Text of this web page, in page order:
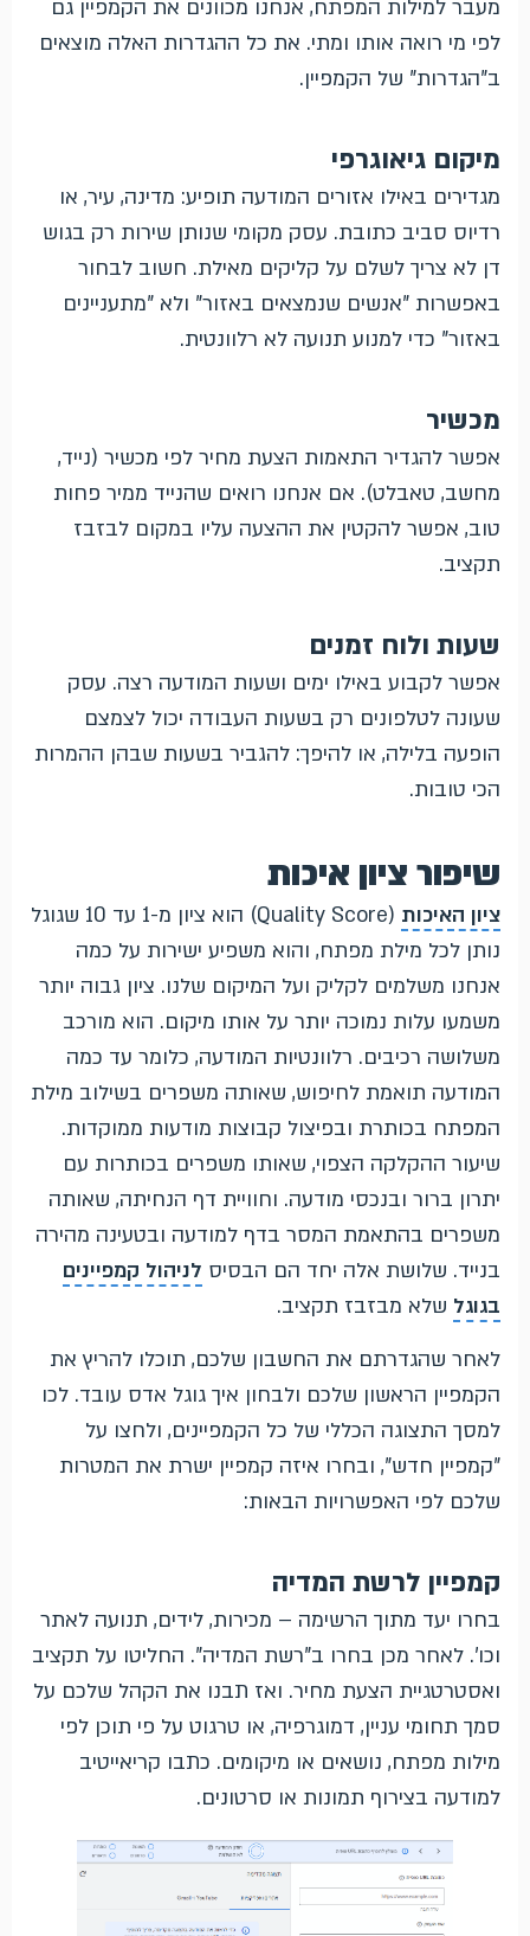
מעבר למילות המפתח, אנחנו מכוונים את הקמפיין גם
לפי מי רואה אותו ומתי. את כל ההגדרות האלה מוצאים
ב"הגדרות" של הקמפיין.
מיקום גיאוגרפי
מגדירים באילו אזורים המודעה תופיע: מדינה, עיר, או
רדיוס סביב כתובת. עסק מקומי שנותן שירות רק בגוש
דן לא צריך לשלם על קליקים מאילת. חשוב לבחור
באפשרות "אנשים שנמצאים באזור" ולא "מתעניינים
באזור" כדי למנוע תנועה לא רלוונטית.
מכשיר
אפשר להגדיר התאמות הצעת מחיר לפי מכשיר (נייד,
מחשב, טאבלט). אם אנחנו רואים שהנייד ממיר פחות
טוב, אפשר להקטין את ההצעה עליו במקום לבזבז
תקציב.
שעות ולוח זמנים
אפשר לקבוע באילו ימים ושעות המודעה רצה. עסק
שעונה לטלפונים רק בשעות העבודה יכול לצמצם
הופעה בלילה, או להיפך: להגביר בשעות שבהן ההמרות
הכי טובות.
שיפור ציון איכות
ציון האיכות
(Quality Score) הוא ציון מ-1 עד 10 שגוגל
נותן לכל מילת מפתח, והוא משפיע ישירות על כמה
אנחנו משלמים לקליק ועל המיקום שלנו. ציון גבוה יותר
משמעו עלות נמוכה יותר על אותו מיקום. הוא מורכב
משלושה רכיבים. רלוונטיות המודעה, כלומר עד כמה
המודעה תואמת לחיפוש, שאותה משפרים בשילוב מילת
המפתח בכותרת ובפיצול קבוצות מודעות ממוקדות.
שיעור ההקלקה הצפוי, שאותו משפרים בכותרות עם
יתרון ברור ובנכסי מודעה. וחוויית דף הנחיתה, שאותה
משפרים בהתאמת המסר בדף למודעה ובטעינה מהירה
בנייד. שלושת אלה יחד הם הבסיס לניהול קמפיינים
בגוגל שלא מבזבז תקציב.
לאחר שהגדרתם את החשבון שלכם, תוכלו להריץ את
הקמפיין הראשון שלכם ולבחון איך גוגל אדס עובד. לכו
למסך התצוגה הכללי של כל הקמפיינים, ולחצו על
"קמפיין חדש", ובחרו איזה קמפיין ישרת את המטרות
שלכם לפי האפשרויות הבאות:
קמפיין לרשת המדיה
בחרו יעד מתוך הרשימה – מכירות, לידים, תנועה לאתר
וכו'. לאחר מכן בחרו ב"רשת המדיה". החליטו על תקציב
ואסטרטגיית הצעת מחיר. ואז תבנו את הקהל שלכם על
סמך תחומי עניין, דמוגרפיה, או טרגוט על פי תוכן לפי
מילות מפתח, נושאים או מיקומים. כתבו קריאייטיב
למודעה בצירוף תמונות או סרטונים.